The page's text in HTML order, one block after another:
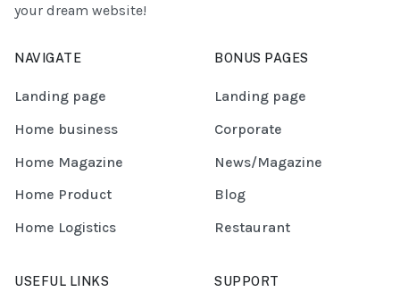
your dream website!
NAVIGATE
Landing page
Home business
Home Magazine
Home Product
Home Logistics
BONUS PAGES
Landing page
Corporate
News/Magazine
Blog
Restaurant
USEFUL LINKS SUPPORT